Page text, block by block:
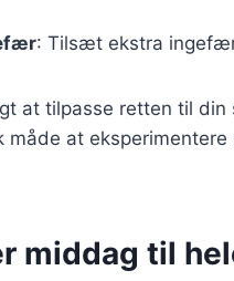
: Tilsæt ekstra
at tilpasse retten til
at eksperimentere
middag til